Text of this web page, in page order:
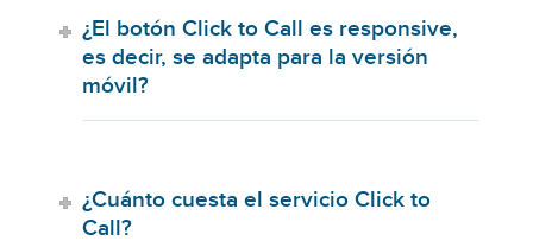
¿El botón Click to Call es responsive,
es decir, se adapta para la versión
móvil?
¿Cuánto cuesta el servicio Click to
Call?